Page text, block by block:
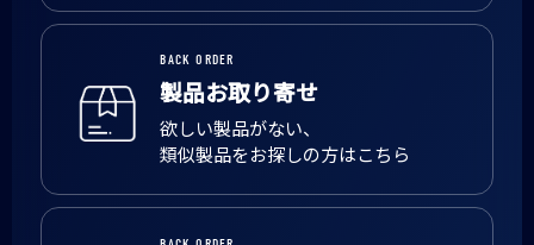
BACK ORDER
製品お取り寄せ
欲しい製品がない、
類似製品をお探しの方はこちら